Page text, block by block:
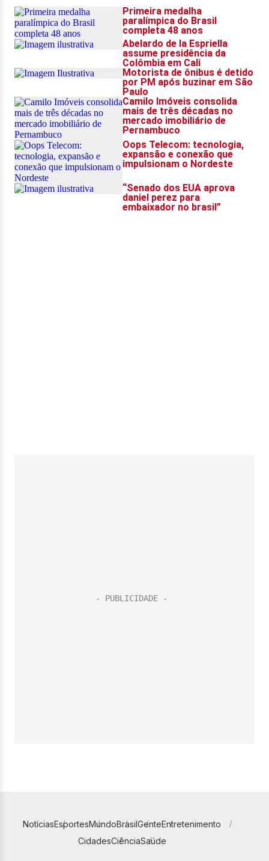
NotíciasEsportesMundoBrasilGenteEntretenimento
CidadesCiênciaSaúde